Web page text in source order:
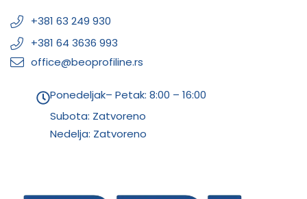
+381 63 249 930
+381 64 3636 993
office@beoprofiline.rs
Ponedeljak– Petak: 8:00 – 16:00
Subota: Zatvoreno
Nedelja: Zatvoreno